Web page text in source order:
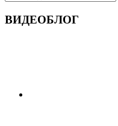
ВИДЕОБЛОГ